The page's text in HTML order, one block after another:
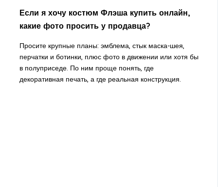
Если я хочу костюм Флэша купить онлайн,
какие фото просить у продавца?
Просите крупные планы: эмблема, стык маска-шея,
перчатки и ботинки, плюс фото в движении или хотя бы
в полуприседе. По ним проще понять, где
декоративная печать, а где реальная конструкция.